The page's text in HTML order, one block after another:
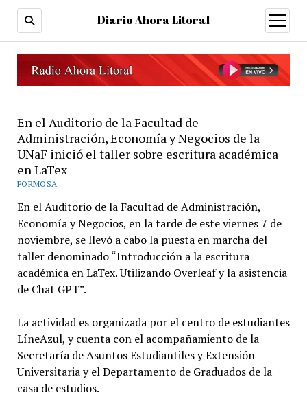
Diario Ahora Litoral
open
menu
En el Auditorio de la Facultad de
Administración, Economía y Negocios de la
UNaF inició el taller sobre escritura académica
en LaTex
FORMOSA
En el Auditorio de la Facultad de Administración,
Economía y Negocios, en la tarde de este viernes 7 de
noviembre, se llevó a cabo la puesta en marcha del
taller denominado “Introducción a la escritura
académica en LaTex. Utilizando Overleaf y la asistencia
de Chat GPT”.
La actividad es organizada por el centro de estudiantes
LíneAzul, y cuenta con el acompañamiento de la
Secretaría de Asuntos Estudiantiles y Extensión
Universitaria y el Departamento de Graduados de la
casa de estudios.